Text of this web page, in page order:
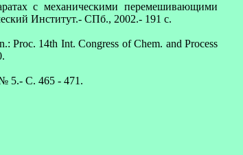
с механическими перемешивающими
Институт.- СПб., 2002.- 191 с.
Proc. 14th Int. Congress of Chem. and Process
5.- С. 465 - 471.